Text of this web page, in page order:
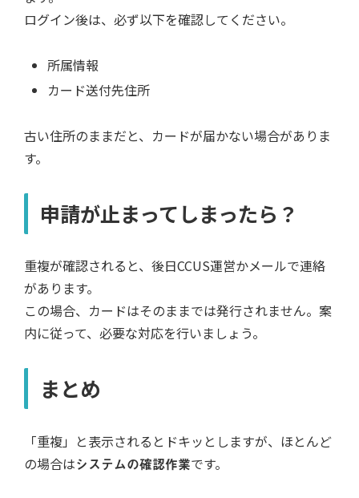
ログイン後は、必ず以下を確認してください。
所属情報
カード送付先住所
古い住所のままだと、カードが届かない場合がありま
す。
申請が止まってしまったら？
重複が確認されると、後日CCUS運営かメールで連絡
があります。
この場合、カードはそのままでは発行されません。案
内に従って、必要な対応を行いましょう。
まとめ
「重複」と表示されるとドキッとしますが、ほとんど
の場合はシステムの確認作業です。